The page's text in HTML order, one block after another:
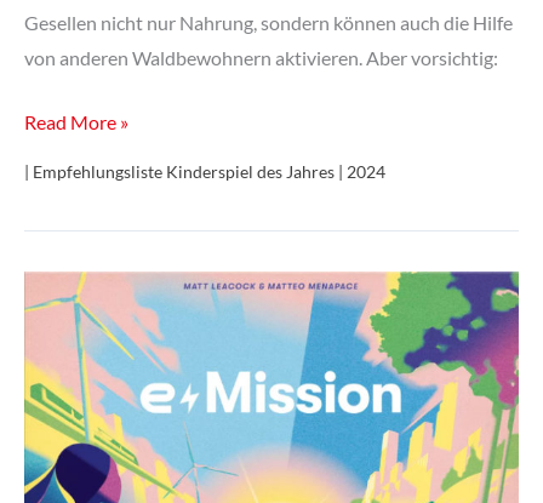
Gesellen nicht nur Nahrung, sondern können auch die Hilfe
von anderen Waldbewohnern aktivieren. Aber vorsichtig:
Fluffy
Read More »
| Empfehlungsliste Kinderspiel des Jahres | 2024